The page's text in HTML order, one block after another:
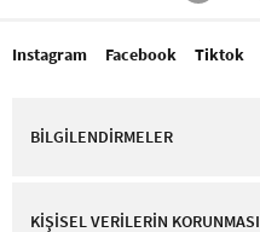
Instagram Facebook Tiktok
BİLGİLENDİRMELER
KİŞİSEL VERİLERİN KORUNMASI